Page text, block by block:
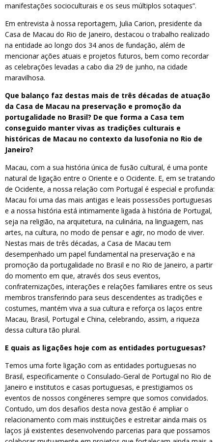
manifestações socioculturais e os seus múltiplos sotaques”.
Em entrevista à nossa reportagem, Julia Carion, presidente da
Casa de Macau do Rio de Janeiro, destacou o trabalho realizado
na entidade ao longo dos 34 anos de fundação, além de
mencionar ações atuais e projetos futuros, bem como recordar
as celebrações levadas a cabo dia 29 de junho, na cidade
maravilhosa.
Que balanço faz destas mais de três décadas de atuação
da Casa de Macau na preservação e promoção da
portugalidade no Brasil? De que forma a Casa tem
conseguido manter vivas as tradições culturais e
históricas de Macau no contexto da lusofonia no Rio de
Janeiro?
Macau, com a sua história única de fusão cultural, é uma ponte
natural de ligação entre o Oriente e o Ocidente. E, em se tratando
de Ocidente, a nossa relação com Portugal é especial e profunda:
Macau foi uma das mais antigas e leais possessões portuguesas
e a nossa história está intimamente ligada à história de Portugal,
seja na religião, na arquitetura, na culinária, na linguagem, nas
artes, na cultura, no modo de pensar e agir, no modo de viver.
Nestas mais de três décadas, a Casa de Macau tem
desempenhado um papel fundamental na preservação e na
promoção da portugalidade no Brasil e no Rio de Janeiro, a partir
do momento em que, através dos seus eventos,
confraternizações, interações e relações familiares entre os seus
membros transferindo para seus descendentes as tradições e
costumes, mantém viva a sua cultura e reforça os laços entre
Macau, Brasil, Portugal e China, celebrando, assim, a riqueza
dessa cultura tão plural.
E quais as ligações hoje com as entidades portuguesas?
Temos uma forte ligação com as entidades portuguesas no
Brasil, especificamente o Consulado-Geral de Portugal no Rio de
Janeiro e institutos e casas portuguesas, e prestigiamos os
eventos de nossos congéneres sempre que somos convidados.
Contudo, um dos desafios desta nova gestão é ampliar o
relacionamento com mais instituições e estreitar ainda mais os
laços já existentes desenvolvendo parcerias para que possamos